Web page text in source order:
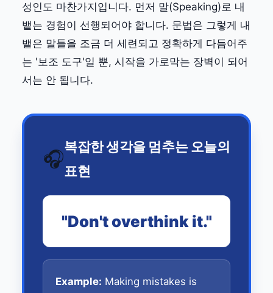
성인도 마찬가지입니다. 먼저 말(Speaking)로 내
뱉는 경험이 선행되어야 합니다. 문법은 그렇게 내
뱉은 말들을 조금 더 세련되고 정확하게 다듬어주
는 '보조 도구'일 뿐, 시작을 가로막는 장벽이 되어
서는 안 됩니다.
🎧
복잡한 생각을 멈추는 오늘의
표현
"Don't overthink it."
Example: Making mistakes is